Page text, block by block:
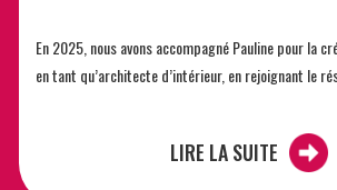
En 2025, nous avons accompagné Pauline pour la
en tant qu’architecte d’intérieur, en rejoignant le
LIRE LA SUITE